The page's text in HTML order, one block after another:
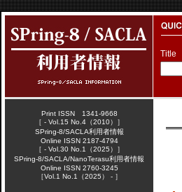
Title
Print ISSN 1341-9668
［ - Vol.15 No.4（2010）］
SPring-8/SACLA利用者情報
Online ISSN 2187-4794
［ - Vol.30 No.1（2025）］
SPring-8/SACLA/NanoTerasu利用者情報
Online ISSN 2760-3245
［Vol.1 No.1（2025） - ］